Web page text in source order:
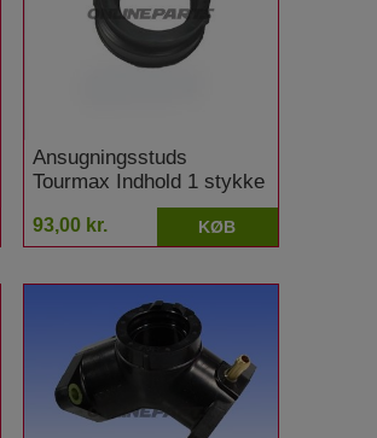
Ansugningsstuds
Tourmax Indhold 1 stykke
Yamaha WR 250 F
93,00 kr. KØB